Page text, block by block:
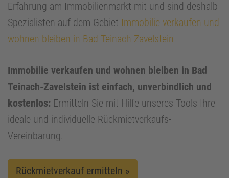
Erfahrung am Immobilienmarkt mit und sind deshalb
Spezialisten auf dem Gebiet Immobilie verkaufen und
wohnen bleiben in Bad Teinach-Zavelstein
Immobilie verkaufen und wohnen bleiben in Bad
Teinach-Zavelstein ist einfach, unverbindlich und
kostenlos: Ermitteln Sie mit Hilfe unseres Tools Ihre
ideale und individuelle Rückmietverkaufs-
Vereinbarung.
Rückmietverkauf ermitteln »